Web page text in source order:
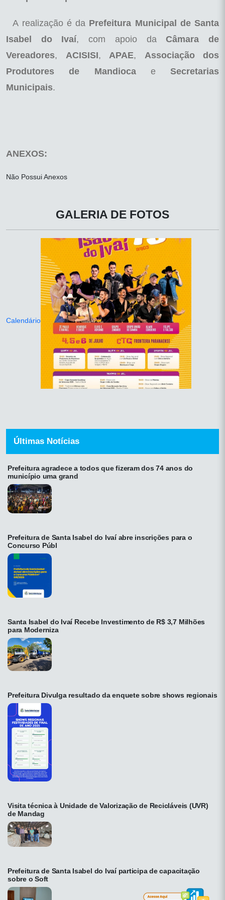
A realização é da Prefeitura Municipal de Santa
Isabel do Ivaí, com apoio daCâmara de
Vereadores, ACISISI, APAE, Associação dos
Produtores de Mandiocae Secretarias
Municipais.
ANEXOS:
Não Possui Anexos
GALERIA DE FOTOS
Calendário
Últimas Notícias
Prefeitura agradece a todos que fizeram dos 74 anos do
município uma grand
Prefeitura de Santa Isabel do Ivaí abre inscrições para o
Concurso Públ
Santa Isabel do Ivaí Recebe Investimento de R$ 3,7 Milhões
para Moderniza
Prefeitura Divulga resultado da enquete sobre shows regionais
Visita técnica à Unidade de Valorização de Recicláveis (UVR)
de Mandag
Prefeitura de Santa Isabel do Ivaí participa de capacitação
sobre o Soft